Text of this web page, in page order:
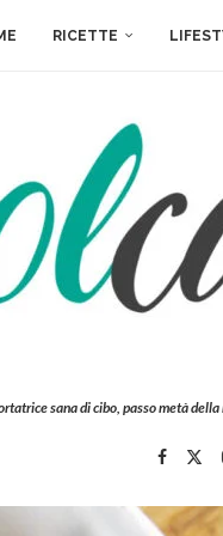
RICETTE
sana di cibo, passo metà